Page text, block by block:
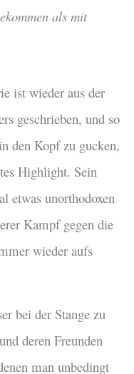
als mit
ist wieder aus der
geschrieben, und so
den Kopf zu gucken,
Highlight. Sein
etwas unorthodoxen
Kampf gegen die
wieder aufs
bei der Stange zu
deren Freunden
man unbedingt